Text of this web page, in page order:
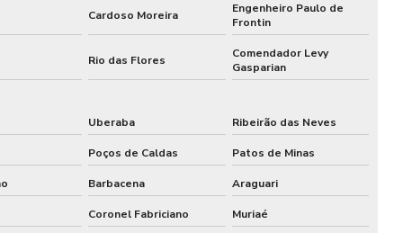
Catraca henry
Catraca com leitor biométrico
Catraca leitor facial duplo
Cardoso Moreira
Engenheiro Paulo de
Frontin
Rio das Flores
Comendador Levy
Gasparian
Uberaba Ribeirão das Neves
Poços de Caldas Patos de Minas
Barbacena Araguari
Coronel Fabriciano Muriaé